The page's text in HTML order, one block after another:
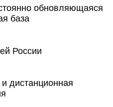
обновляющаяся
база
России
дистанционная